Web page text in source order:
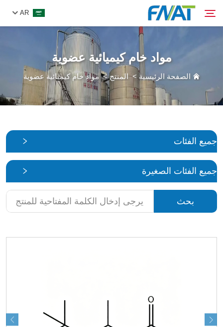
AR
من نحن
فيديو
اتصل بنا
بحث
مواد خام كيميائية عضوية
الصفحة الرئيسية >المنتج> مواد خام كيميائية عضوية
جميع الفئات
جميع الفئات الصغيرة
بحث